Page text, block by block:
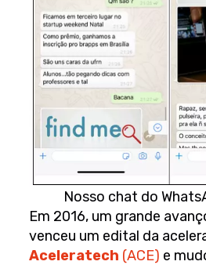
Nosso chat do
Em 2016, um grande
venceu um edital da
Aceleratech (ACE) e